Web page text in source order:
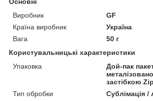
Основні
Виробник
GF
Країна виробник
Україна
Вага
50 г
Користувальницькі характеристики
Упаковка
Дой-пак
застібкою
Тип обробки
Сублімація /